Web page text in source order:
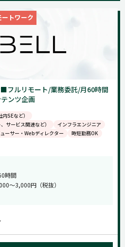
ートワーク
フルリモート/業務委託/月60時間
ンツ企画
SEなど）
サービス関連など）
インフラエンジニア
ーサー・Webディレクター
時短勤務OK
時間
〜3,000円（税抜）